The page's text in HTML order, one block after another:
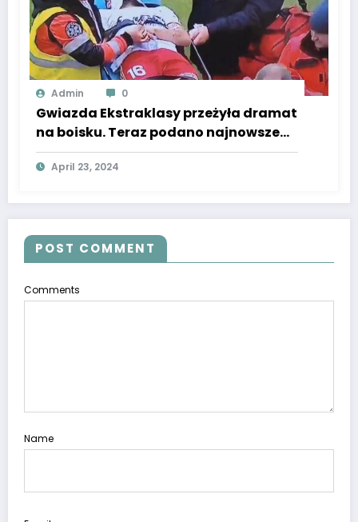
Admin 0
Gwiazda Ekstraklasy przeżyła dramat
na boisku. Teraz podano najnowsze
wieści o jego zdrowiu
April 23, 2024
POST COMMENT
Comments
Name